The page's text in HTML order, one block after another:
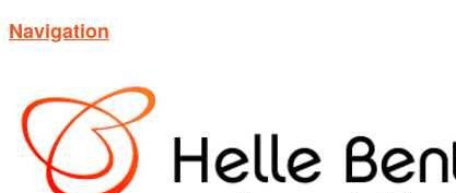
Navigation